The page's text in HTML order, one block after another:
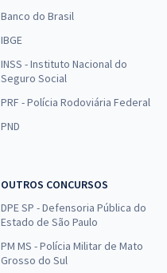
Banco do Brasil
IBGE
INSS - Instituto Nacional do
Seguro Social
PRF - Polícia Rodoviária Federal
PND
OUTROS CONCURSOS
DPE SP - Defensoria Pública do
Estado de São Paulo
PM MS - Polícia Militar de Mato
Grosso do Sul